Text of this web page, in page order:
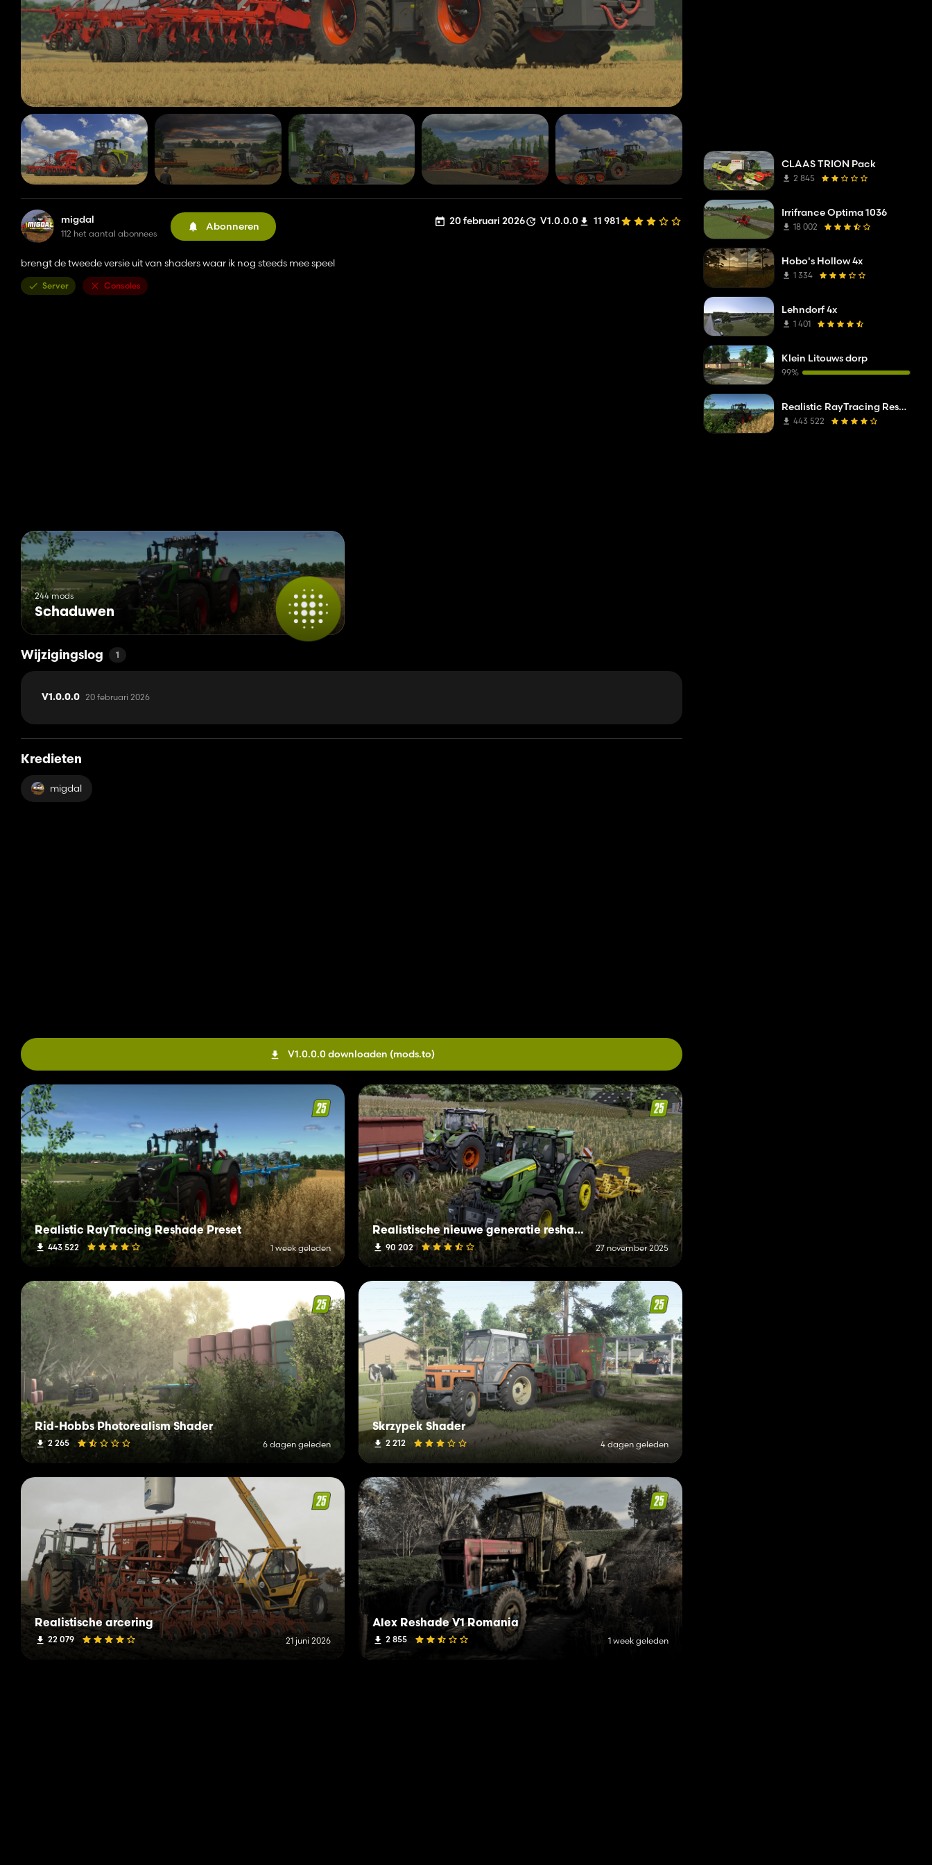
migdal
112 het aantal abonnees
Abonneren 20 februari 2026 V1.0.0.0 11 981
brengt de tweede versie uit van shaders waar ik nog steeds mee speel
Server Consoles
244 mods
Schaduwen
Wijzigingslog 1
V1.0.0.0 20 februari 2026
Kredieten
migdal
V1.0.0.0 downloaden (mods.to)
Realistic RayTracing Reshade Preset
443 522 1 week geleden
Realistische nieuwe generatie reshade + verlichting
90 202 27 november 2025
Rid-Hobbs Photorealism Shader
2 265 6 dagen geleden
Skrzypek Shader
2 212 4 dagen geleden
Realistische arcering
22 079 21 juni 2026
Alex Reshade V1 Romania
2 855 1 week geleden
CLAAS TRION Pack
2 845
Irrifrance Optima 1036
18 002
Hobo's Hollow 4x
1 334
Lehndorf 4x
1 401
Klein Litouws dorp
99%
Realistic RayTracing Reshade Preset
443 522